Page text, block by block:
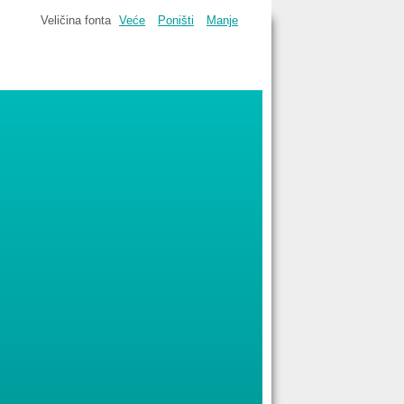
Veličina fonta Veće Poništi Manje